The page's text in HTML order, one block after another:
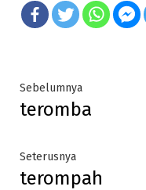
Post
navigation
SebelumnyaPrevious
post:
teromba
SeterusnyaNext
post:
terompah